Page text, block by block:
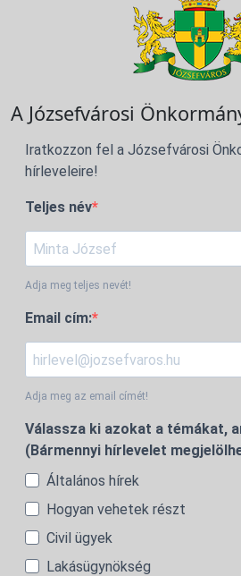
A Józsefvárosi
Iratkozzon fel a Józsefvárosi
hírleveleire!
Teljes név
Adja meg teljes nevét!
Email cím:
Adja meg az email címét!
Válassza ki azokat a témákat,
(Bármennyi hírlevelet
Általános hírek
Hogyan vehetek részt
Civil ügyek
Lakásügynökség